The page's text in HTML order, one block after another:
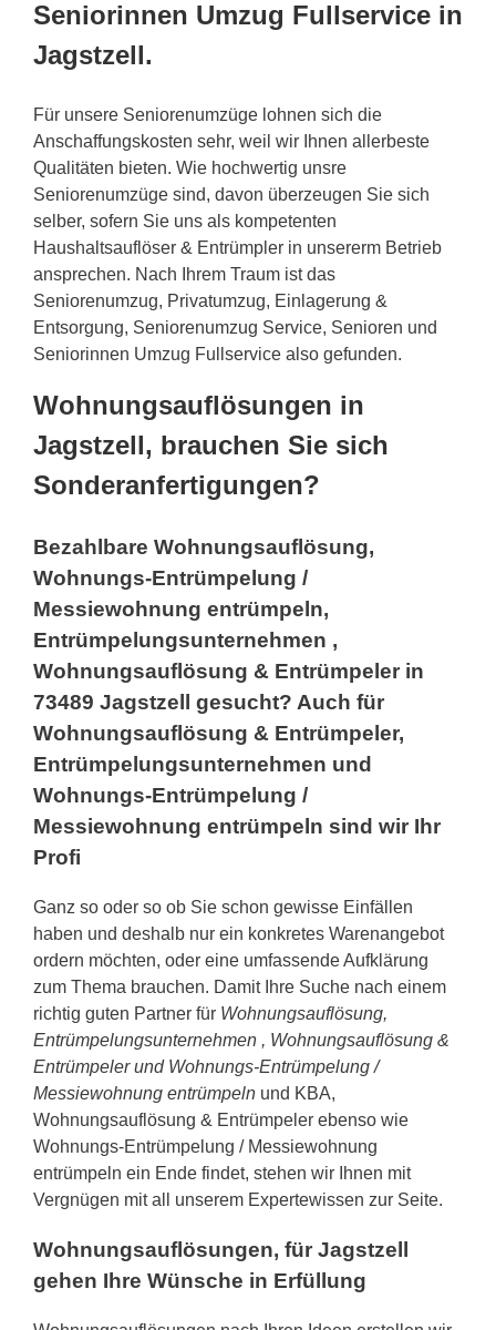
Seniorinnen Umzug Fullservice in
Jagstzell.
Für unsere Seniorenumzüge lohnen sich die
Anschaffungskosten sehr, weil wir Ihnen allerbeste
Qualitäten bieten. Wie hochwertig unsre
Seniorenumzüge sind, davon überzeugen Sie sich
selber, sofern Sie uns als kompetenten
Haushaltsauflöser & Entrümpler in unsererm Betrieb
ansprechen. Nach Ihrem Traum ist das
Seniorenumzug, Privatumzug, Einlagerung &
Entsorgung, Seniorenumzug Service, Senioren und
Seniorinnen Umzug Fullservice also gefunden.
Wohnungsauflösungen in
Jagstzell, brauchen Sie sich
Sonderanfertigungen?
Bezahlbare Wohnungsauflösung,
Wohnungs-Entrümpelung /
Messiewohnung entrümpeln,
Entrümpelungsunternehmen ,
Wohnungsauflösung & Entrümpeler in
73489 Jagstzell gesucht? Auch für
Wohnungsauflösung & Entrümpeler,
Entrümpelungsunternehmen und
Wohnungs-Entrümpelung /
Messiewohnung entrümpeln sind wir Ihr
Profi
Ganz so oder so ob Sie schon gewisse Einfällen
haben und deshalb nur ein konkretes Warenangebot
ordern möchten, oder eine umfassende Aufklärung
zum Thema brauchen. Damit Ihre Suche nach einem
richtig guten Partner für Wohnungsauflösung,
Entrümpelungsunternehmen , Wohnungsauflösung &
Entrümpeler und Wohnungs-Entrümpelung /
Messiewohnung entrümpeln und KBA,
Wohnungsauflösung & Entrümpeler ebenso wie
Wohnungs-Entrümpelung / Messiewohnung
entrümpeln ein Ende findet, stehen wir Ihnen mit
Vergnügen mit all unserem Expertewissen zur Seite.
Wohnungsauflösungen, für Jagstzell
gehen Ihre Wünsche in Erfüllung